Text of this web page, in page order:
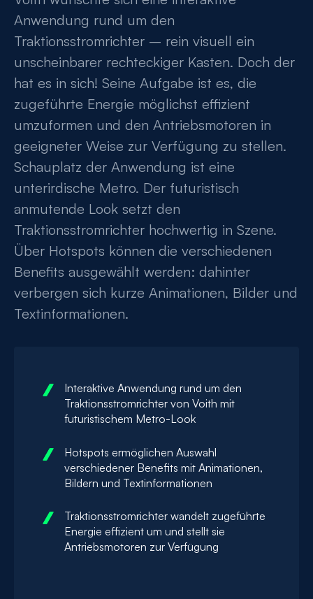
Anwendung rund um den
Traktionsstromrichter – rein visuell ein
unscheinbarer rechteckiger Kasten. Doch der
hat es in sich! Seine Aufgabe ist es, die
zugeführte Energie möglichst effizient
umzuformen und den Antriebsmotoren in
geeigneter Weise zur Verfügung zu stellen.
Schauplatz der Anwendung ist eine
unterirdische Metro. Der futuristisch
anmutende Look setzt den
Traktionsstromrichter hochwertig in Szene.
Über Hotspots können die verschiedenen
Benefits ausgewählt werden: dahinter
verbergen sich kurze Animationen, Bilder und
Textinformationen.
Interaktive Anwendung rund um den
Traktionsstromrichter von Voith mit
futuristischem Metro-Look
Hotspots ermöglichen Auswahl
verschiedener Benefits mit Animationen,
Bildern und Textinformationen
Traktionsstromrichter wandelt zugeführte
Energie effizient um und stellt sie
Antriebsmotoren zur Verfügung